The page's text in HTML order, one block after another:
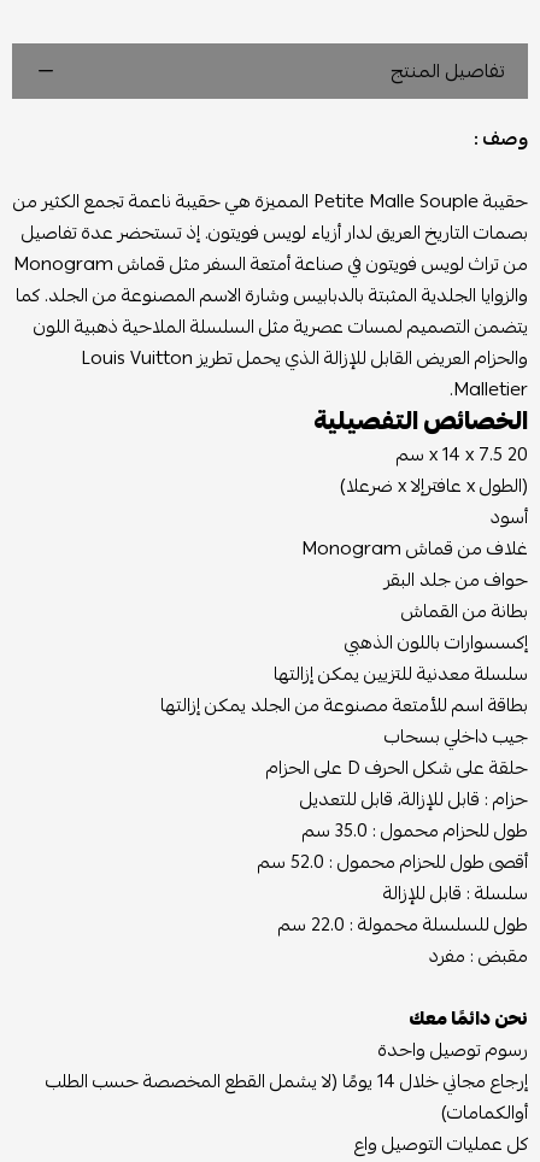
تفاصيل المنتج
وصف :
حقيبة Petite Malle Souple المميزة هي حقيبة ناعمة تجمع الكثير من
بصمات التاريخ العريق لدار أزياء لويس فويتون. إذ تستحضر عدة تفاصيل
من تراث لويس فويتون في صناعة أمتعة السفر مثل قماش Monogram
والزوايا الجلدية المثبتة بالدبابيس وشارة الاسم المصنوعة من الجلد. كما
يتضمن التصميم لمسات عصرية مثل السلسلة الملاحية ذهبية اللون
والحزام العريض القابل للإزالة الذي يحمل تطريز Louis Vuitton
Malletier.
الخصائص التفصيلية
20 x 14 x 7.5 سم
(الطول x عافترإلا x ضرعلا)
أسود
غلاف من قماش Monogram
حواف من جلد البقر
بطانة من القماش
إكسسوارات باللون الذهبي
سلسلة معدنية للتزيين يمكن إزالتها
بطاقة اسم للأمتعة مصنوعة من الجلد يمكن إزالتها
جيب داخلي بسحاب
حلقة على شكل الحرف D على الحزام
حزام : قابل للإزالة، قابل للتعديل
طول للحزام محمول : 35.0 سم
أقصى طول للحزام محمول : 52.0 سم
سلسلة : قابل للإزالة
طول للسلسلة محمولة : 22.0 سم
مقبض : مفرد
نحن دائمًا معك
رسوم توصيل واحدة
إرجاع مجاني خلال 14 يومًا (لا يشمل القطع المخصصة حسب الطلب
أوالكمامات)
كل عمليات التوصيل واع